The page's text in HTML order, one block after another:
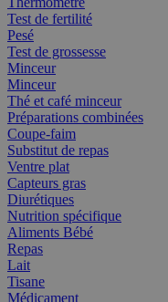
Test de fertilité
Pesé
Test de grossesse
Minceur
Minceur
Thé et café minceur
Préparations combinées
Coupe-faim
Substitut de repas
Ventre plat
Capteurs gras
Diurétiques
Nutrition spécifique
Aliments Bébé
Repas
Lait
Tisane
Médicament